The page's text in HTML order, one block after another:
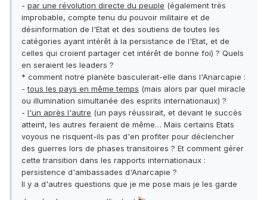
- par une révolution directe du peuple (également très
improbable, compte tenu du pouvoir militaire et de
désinformation de l'Etat et des soutiens de toutes les
catégories ayant intérêt à la persistance de l'Etat, et de
celles qui croient partager cet intérêt de bonne foi) ? Quels
en seraient les leaders ?
* comment notre planète basculerait-elle dans l'Anarcapie :
-tous les pays en même temps (mais alors par quel miracle
ou illumination simultanée des esprits internationaux) ?
- l'un après l'autre (un pays réussirait, et devant le succès
atteint, les autres feraient de même… Mais certains Etats
voyous ne risquent-ils pas d'en profiter pour déclencher
des guerres lors de phases transitoires ? Et comment gérer
cette transition dans les rapports internationaux :
persistence d'ambassades d'Anarcapie ?
Il y a d'autres questions que je me pose mais je les garde